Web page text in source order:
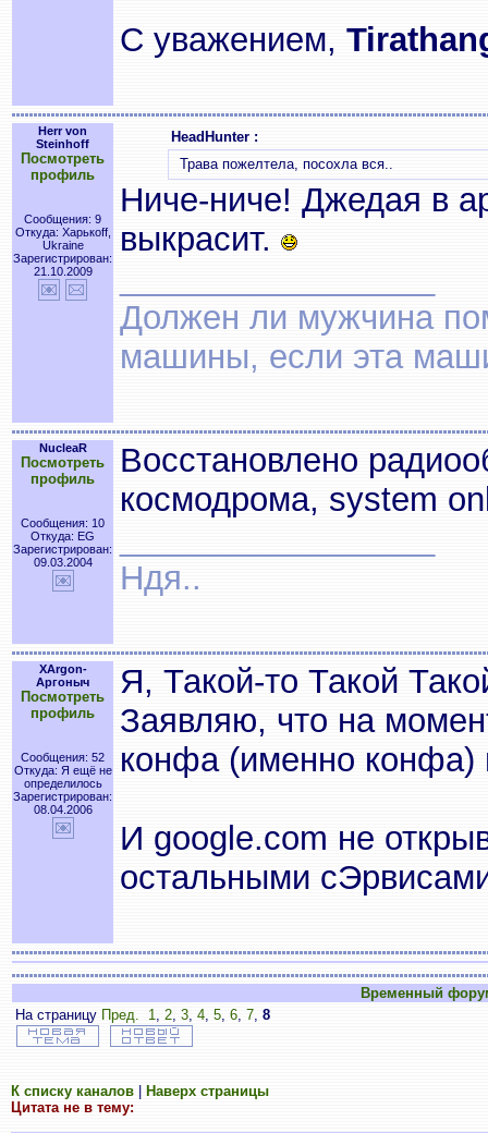
С уважением,
Herr von
Steinhoff
Посмотреть
профиль
Сообщения: 9
Откуда: Харькоff,
Ukraine
Зарегистрирован:
21.10.2009
HeadHunter :
Трава пожелтела, посохла вся..
Ниче-ниче! Джедая в
выкрасит.
Должен ли мужчина
машины, если эта
NucleaR
Посмотреть
профиль
Сообщения: 10
Откуда: EG
Зарегистрирован:
09.03.2004
Восстановлено
космодрома, system
Ндя..
XArgon-
Аргоныч
Посмотреть
профиль
Сообщения: 52
Откуда: Я ещё не
определилось
Зарегистрирован:
08.04.2006
Я, Такой-то Такой
Заявляю, что на
конфа (именно конфа)
И google.com не
остальными
Временный
На страницу Пред. 1, 2, 3, 4, 5, 6, 7, 8
К списку каналов
Наверх страницы
Цитата не в тему: